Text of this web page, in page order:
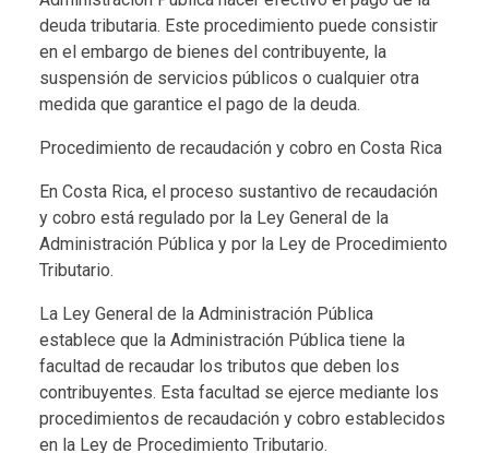
deuda tributaria. Este procedimiento puede consistir
en el embargo de bienes del contribuyente, la
suspensión de servicios públicos o cualquier otra
medida que garantice el pago de la deuda.
Procedimiento de recaudación y cobro en Costa Rica
En Costa Rica, el proceso sustantivo de recaudación
y cobro está regulado por la Ley General de la
Administración Pública y por la Ley de Procedimiento
Tributario.
La Ley General de la Administración Pública
establece que la Administración Pública tiene la
facultad de recaudar los tributos que deben los
contribuyentes. Esta facultad se ejerce mediante los
procedimientos de recaudación y cobro establecidos
en la Ley de Procedimiento Tributario.